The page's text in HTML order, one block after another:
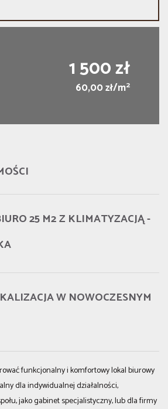
1 500 zł
60,00 zł/m2
25 M2Z KLIMATYZACJĄ -
W NOWOCZESNYM
funkcjonalny i komfortowy lokal biurowy
dla indywidualnej działalności,
jako gabinet specjalistyczny, lub dla firmy